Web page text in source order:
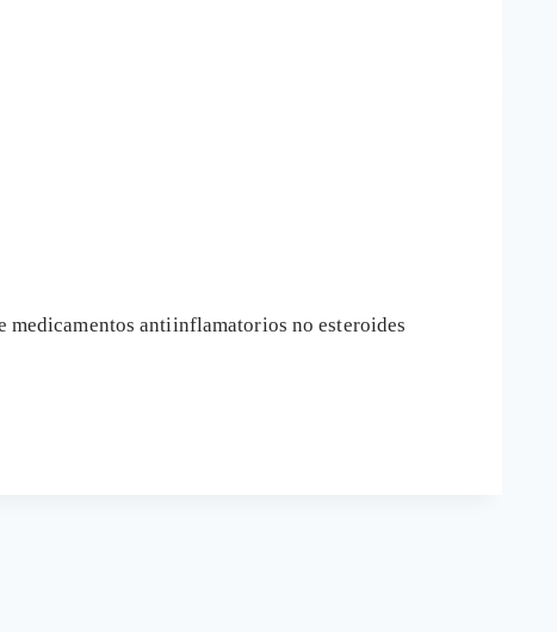
antiinflamatorios no esteroides